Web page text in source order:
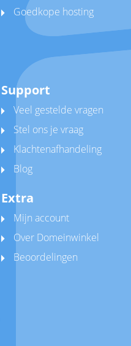
Goedkope hosting
Support
Veel gestelde vragen
Stel ons je vraag
Klachtenafhandeling
Blog
Extra
Mijn account
Over Domeinwinkel
Beoordelingen